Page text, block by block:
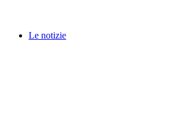
Le notizie